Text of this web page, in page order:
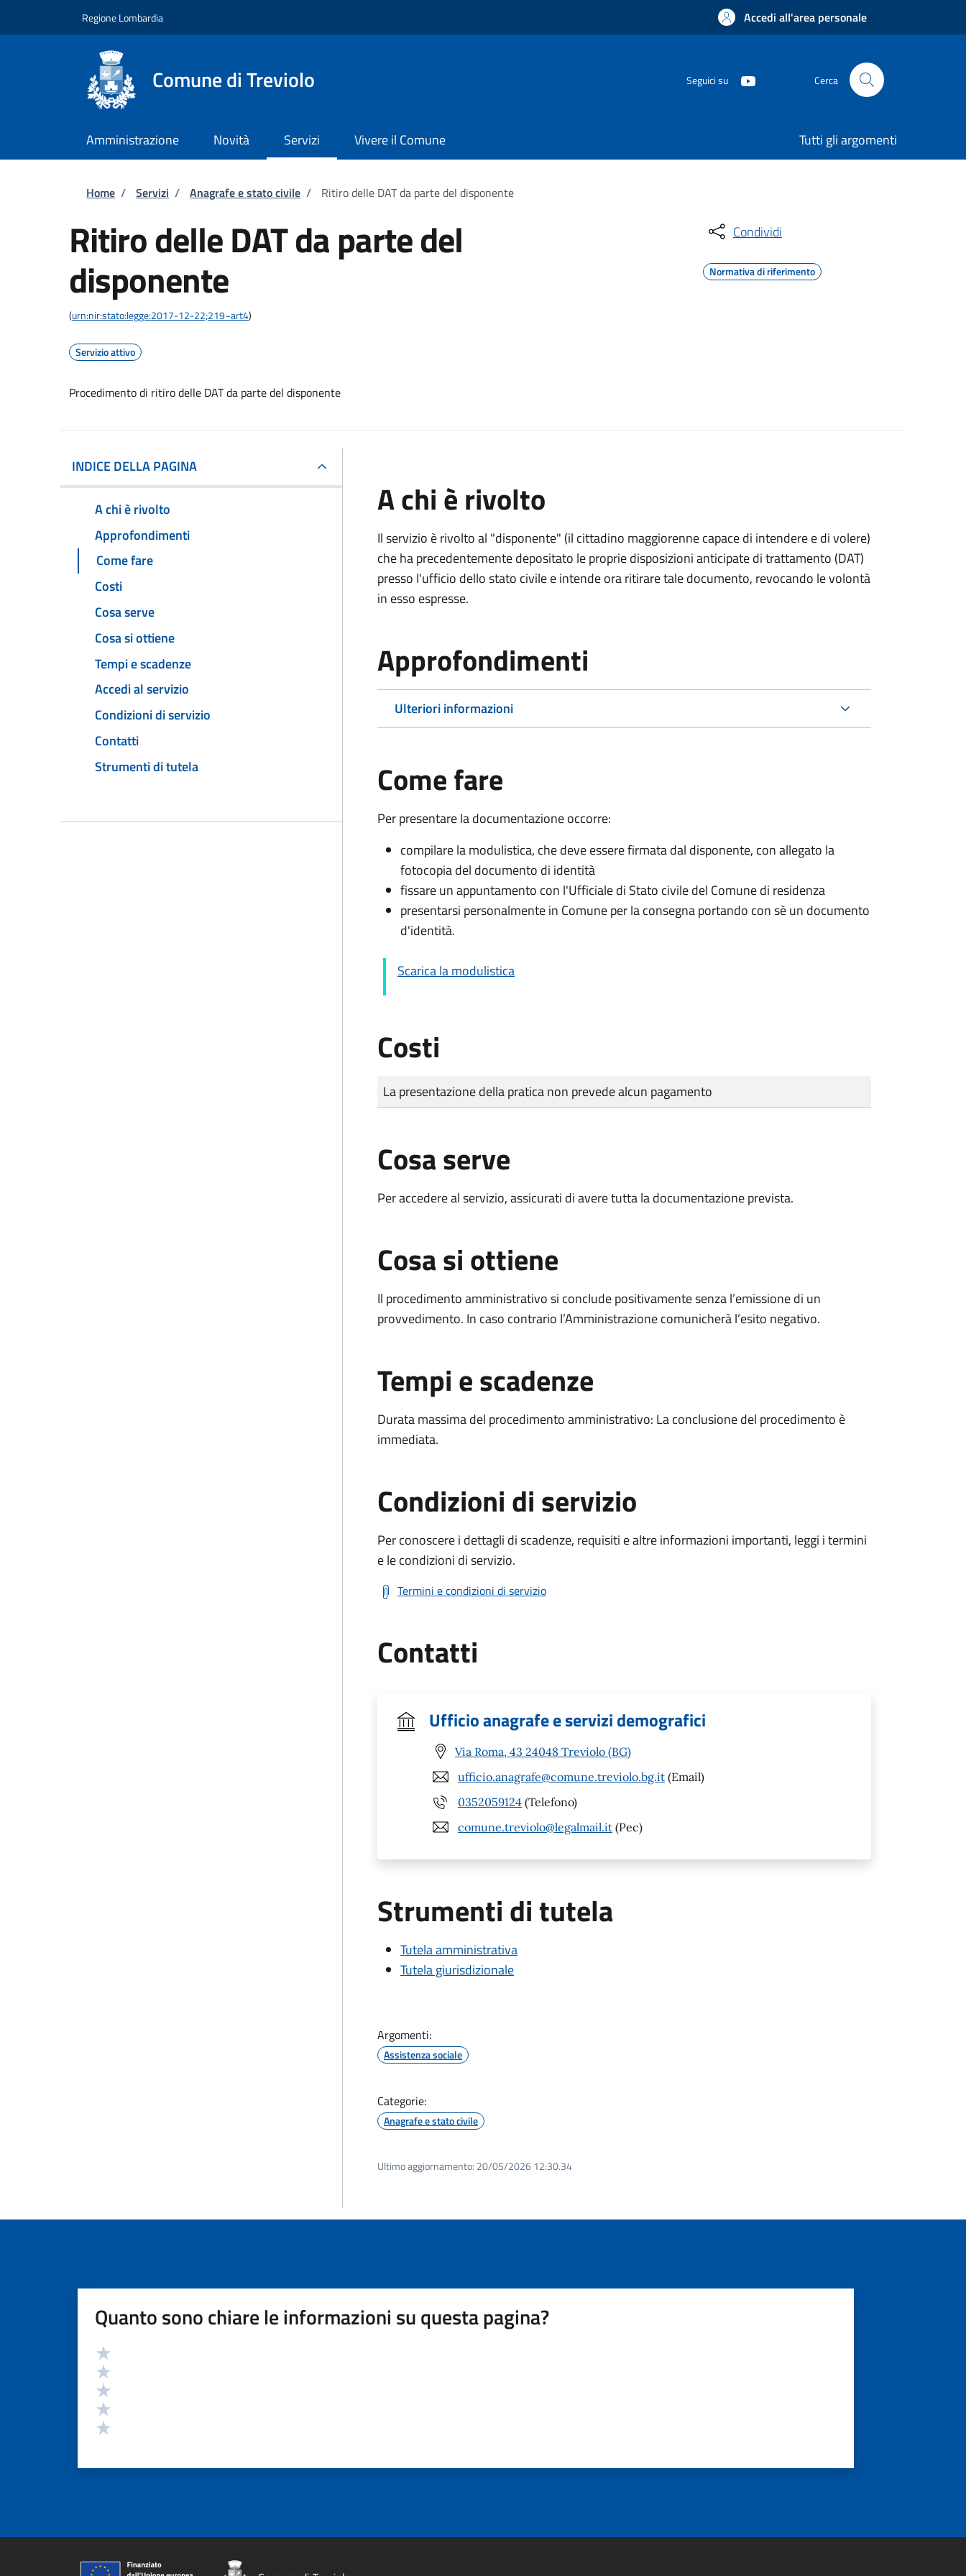
Regione Lombardia Accedi all'area personale
Comune di Treviolo Seguici su Cerca
Amministrazione Novità Servizi Vivere il Comune Tutti gli argomenti
Briciole di pane
Home / Servizi / Anagrafe e stato civile / Ritiro delle DAT da parte del disponente
Ritiro delle DAT da parte del
disponente
(urn:nir:stato:legge:2017-12-22;219~art4)
Servizio attivo
Procedimento di ritiro delle DAT da parte del disponente
Condividi
Normativa di riferimento
INDICE DELLA PAGINA
A chi è rivolto
Approfondimenti
Come fare
Costi
Cosa serve
Cosa si ottiene
Tempi e scadenze
Accedi al servizio
Condizioni di servizio
Contatti
Strumenti di tutela
A chi è rivolto
Il servizio è rivolto al "disponente" (il cittadino maggiorenne capace di intendere e di volere)
che ha precedentemente depositato le proprie disposizioni anticipate di trattamento (DAT)
presso l'ufficio dello stato civile e intende ora ritirare tale documento, revocando le volontà
in esso espresse.
Approfondimenti
Ulteriori informazioni
Come fare
Per presentare la documentazione occorre:
compilare la modulistica, che deve essere firmata dal disponente, con allegato la
fotocopia del documento di identità
fissare un appuntamento con l'Ufficiale di Stato civile del Comune di residenza
presentarsi personalmente in Comune per la consegna portando con sè un documento
d'identità.
Scarica la modulistica
Costi
Tipo di pagamento
Importo
La presentazione della pratica non prevede alcun pagamento
Cosa serve
Per accedere al servizio, assicurati di avere tutta la documentazione prevista.
Cosa si ottiene
Il procedimento amministrativo si conclude positivamente senza l’emissione di un
provvedimento. In caso contrario l’Amministrazione comunicherà l’esito negativo.
Tempi e scadenze
Durata massima del procedimento amministrativo: La conclusione del procedimento è
immediata.
Condizioni di servizio
Per conoscere i dettagli di scadenze, requisiti e altre informazioni importanti, leggi i termini
e le condizioni di servizio.
Termini e condizioni di servizio
Contatti
Ufficio anagrafe e servizi demografici
Via Roma, 43 24048 Treviolo (BG)
ufficio.anagrafe@comune.treviolo.bg.it (Email)
0352059124 (Telefono)
comune.treviolo@legalmail.it (Pec)
Strumenti di tutela
Tutela amministrativa
Tutela giurisdizionale
Argomenti:
Assistenza sociale
Categorie:
Anagrafe e stato civile
Ultimo aggiornamento: 20/05/2026 12:30.34
Quanto sono chiare le informazioni su questa pagina?
Valutazione